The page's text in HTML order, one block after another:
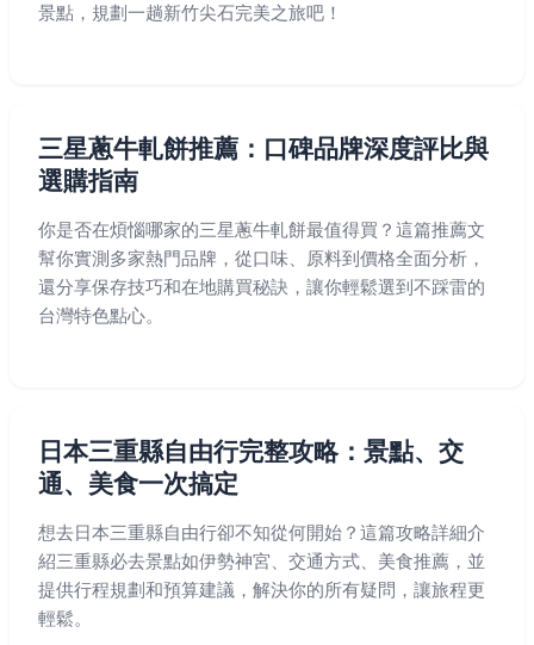
景點，規劃一趟新竹尖石完美之旅吧！
三星蔥牛軋餅推薦：口碑品牌深度評比與
選購指南
你是否在煩惱哪家的三星蔥牛軋餅最值得買？這篇推薦文
幫你實測多家熱門品牌，從口味、原料到價格全面分析，
還分享保存技巧和在地購買秘訣，讓你輕鬆選到不踩雷的
台灣特色點心。
日本三重縣自由行完整攻略：景點、交
通、美食一次搞定
想去日本三重縣自由行卻不知從何開始？這篇攻略詳細介
紹三重縣必去景點如伊勢神宮、交通方式、美食推薦，並
提供行程規劃和預算建議，解決你的所有疑問，讓旅程更
輕鬆。